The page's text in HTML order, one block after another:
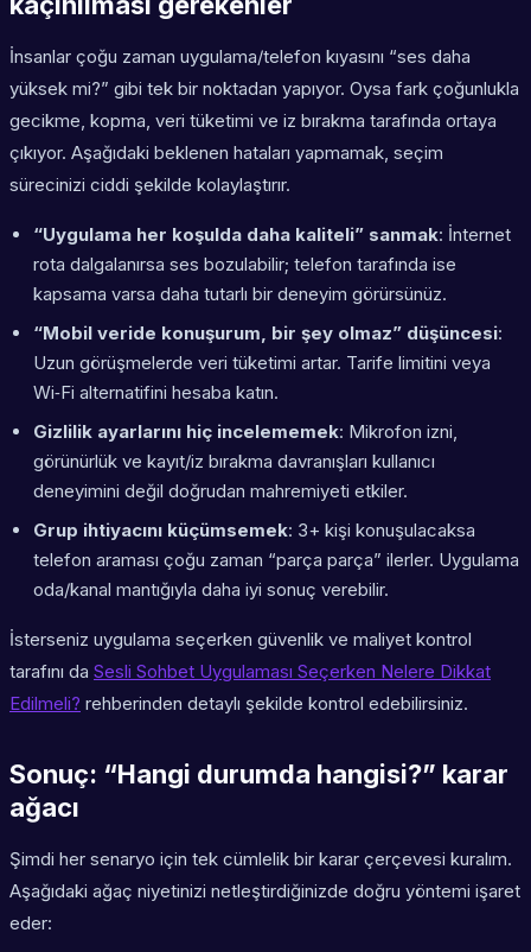
İnsanlar çoğu zaman uygulama/telefon kıyasını “ses daha
yüksek mi?” gibi tek bir noktadan yapıyor. Oysa fark çoğunlukla
gecikme, kopma, veri tüketimi ve iz bırakma tarafında ortaya
çıkıyor. Aşağıdaki beklenen hataları yapmamak, seçim
sürecinizi ciddi şekilde kolaylaştırır.
“Uygulama her koşulda daha kaliteli” sanmak: İnternet
rota dalgalanırsa ses bozulabilir; telefon tarafında ise
kapsama varsa daha tutarlı bir deneyim görürsünüz.
“Mobil veride konuşurum, bir şey olmaz” düşüncesi:
Uzun görüşmelerde veri tüketimi artar. Tarife limitini veya
Wi‑Fi alternatifini hesaba katın.
Gizlilik ayarlarını hiç incelememek: Mikrofon izni,
görünürlük ve kayıt/iz bırakma davranışları kullanıcı
deneyimini değil doğrudan mahremiyeti etkiler.
Grup ihtiyacını küçümsemek: 3+ kişi konuşulacaksa
telefon araması çoğu zaman “parça parça” ilerler. Uygulama
oda/kanal mantığıyla daha iyi sonuç verebilir.
İsterseniz uygulama seçerken güvenlik ve maliyet kontrol
tarafını da Sesli Sohbet Uygulaması Seçerken Nelere Dikkat
Edilmeli? rehberinden detaylı şekilde kontrol edebilirsiniz.
Sonuç: “Hangi durumda hangisi?” karar
ağacı
Şimdi her senaryo için tek cümlelik bir karar çerçevesi kuralım.
Aşağıdaki ağaç niyetinizi netleştirdiğinizde doğru yöntemi işaret
eder: